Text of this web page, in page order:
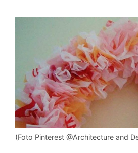
(Foto Pinterest @Architecture and